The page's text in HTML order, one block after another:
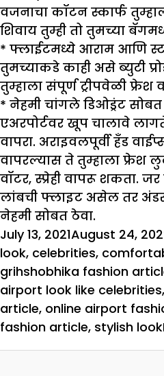
वजनाचा कॉटन स्कार्फ
शिवाय तुम्ही तो तुमच्या
* फ्लाईटमध्ये आराम आणि
तुमच्याकडे काही असे ब्युटी
तुम्हाला संपूर्ण ट्रीपवेळी फ्रेश
* नेहमी चांगले डिओड्रंट
एअरपोर्टवर खूप चालावे
वापरा. अराइवलपूर्वी हँड
वापरल्यास ते तुम्हाला फ्रेश
वॉटर, स्प्रेही वापरू शकता.
लांबची फ्लाइट असेल तर अंडर
नेहमी सोबत ठेवा.
Posted
on
July 13, 2021August 24,
look, celebrities,
grihshobhika fashion
airport look like celebrities,
article, online airport
fashion article, stylish look